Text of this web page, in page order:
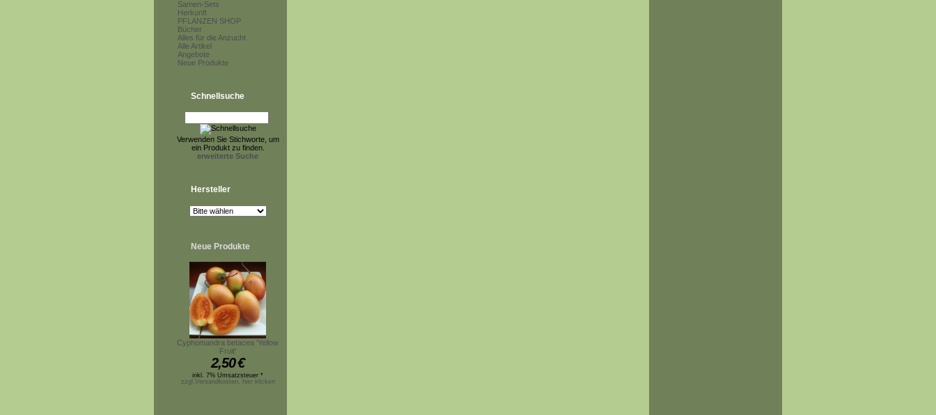
Samen-Sets
Herkunft
PFLANZEN SHOP
Bücher
Alles für die Anzucht
Alle Artikel
Angebote
Neue Produkte
Schnellsuche
Verwenden Sie Stichworte, um
ein Produkt zu finden.
erweiterte Suche
Hersteller
Neue Produkte
Cyphomandra betacea 'Yellow
Fruit'
2,50€
inkl. 7% Umsatzsteuer *
zzgl.Versandkosten, hier klicken